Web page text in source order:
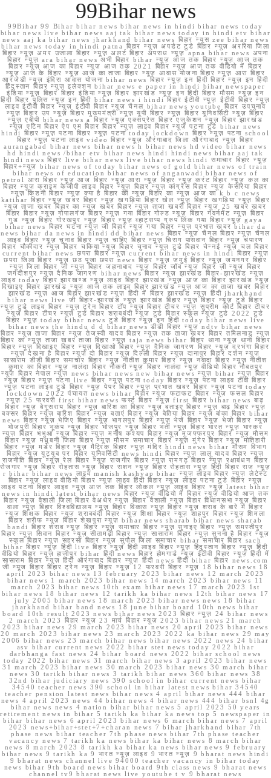
99Bihar news
99Bihar 99 Bihar bihar news bihar news in hindi bihar news today
bihar news live bihar news aaj tak bihar news today in hindi etv bihar
news aaj ka bihar news jharkhand bihar news बिहार न्यूस zee bihar news
bihar news today in hindi patna बिहार न्यूज़ अपडेट टुडे बिहार न्यूज़ अररिया जिला
बिहार न्यूज़ अमर उजाला बिहार न्यूज़ अलर्ट बिहार अपराध न्यूज़ apna bihar news अपना
बिहार न्यूज़ ara bihar news अभी बिहार bihar न्यूज़ आज तक बिहार न्यूज़ आज तक
बिहार न्यूज़ आज का बिहार न्यूज़ आज तक 2021 बिहार न्यूज़ आज तक वीडियो में बिहार
न्यूज़ आज के बिहार न्यूज़ आज का ताजा बिहार न्यूज़ आवास योजना बिहार न्यूज़ आरा बिहार
आरजेडी न्यूज़ इंदिरा आवास योजना bihar news बिहार न्यूज़ इन हिंदी बिहार न्यूज़ इन हिंदी
हिंदुस्तान बिहार न्यूज़ इलेक्शन bihar news e paper in hindi bihar newspaper
इंडिया न्यूज़ बिहार बिहार इंडिया न्यूज़ बिहार झारखंड न्यूज़ इन हिंदी बिहार मौसम न्यूज़ इन
हिंदी बिहार पुलिस न्यूज़ इन हिंदी bihar news i hindi बिहार ईटीवी न्यूज़ ईटीवी बिहार न्यूज़
लाइव ईटीवी बिहार न्यूज़ ईटीवी बिहार न्यूज़ चैनल bihar news youtube बिहार उपचुनाव
न्यूज़ बिहार उप न्यूज़ बिहार मुख्यमंत्री न्यूज़ यूपी बिहार न्यूज़ बिहार यूनिवर्सिटी न्यूज़ बिहार
न्यूज़ एबीपी bihar news a बिहार न्यूज़ एक्सप्रेस बिहार एजुकेशन न्यूज़ बिहार झारखंड
न्यूज़ एटिन बिहार ऐप एम बिहार बिहार न्यूज़ लाइव बिहार न्यूज़ पटना टुडे bihar news
hindi बिहार न्यूज़ पटना बिहार न्यूज़ पटना today lockdown बिहार न्यूज़ पटना school
बिहार न्यूज़ पटना लाइव video बिहार न्यूज़ औरंगाबाद जिला औरंगाबाद न्यूज़ बिहार
aurangabad bihar news bihar news h bihar news hd video bihar news
hd hindi news /bihar etv bihar news hindi hindi news bihar aaj tak
hindi news बिहार live bihar news live bihar news hindi समाचार बिहार न्यूज़
बिहार+न्यूज़ bihar news of today bihar news of gold bihar news of train
bihar news of education bihar news of anganwadi bihar news of
petrol आरा बिहार न्यूज़ आज बिहार न्यूज़ आरा न्यूज़ बिहार न्यूज़ करंट बिहार न्यूज़ कल का
बिहार न्यूज़ क्राइम केजीपी लाइव बिहार न्यूज़ बिहार न्यूज़ कांग्रेस बिहार न्यूज़ केसरिया बिहार
न्यूज़ किडनी बिहार न्यूज़ क्या है बिहार की न्यूज़ बिहार का न्यूज़ आज का k b c news
katihar बिहार न्यूज़ खबर बिहार न्यूज़ खगड़िया बिहार खेल न्यूज़ बिहार खगड़िया न्यूज़ बिहार
न्यूज़ ताजा खबर बिहार का न्यूज़ खबर बिहार न्यूज़ ताजा खबरी बिहार न्यूज़ 25 खबर खबर
बिहार बिहार न्यूज़ गोपालगंज बिहार न्यूज़ गया बिहार गोल्ड न्यूज़ बिहार गवर्नमेंट न्यूज़ बिहार
गुड न्यूज़ बिहार गोरखपुर न्यूज़ बिहार न्यूज़ व्हाट्सप्प ग्रुप लिंक गया बिहार न्यूज़ gaya
bihar news बिहार घटना न्यूज़ जी बिहार न्यूज़ गया बिहार न्यूज़ प्रभात खबर bihar da
news bihar da news in hindi dd bihar news बिहार न्यूज़ चैनल बिहार न्यूज़ चैनल
लाइव बिहार न्यूज़ चुनाव बिहार न्यूज़ चाहिए बिहार न्यूज़ चिराग पासवान बिहार न्यूज़ चंपारण
बिहार चौकीदार न्यूज़ बिहार चकिया न्यूज़ बिहार चुनाव न्यूज़ टुडे बिहार चेन्नई न्यूज़ चल बिहार
current bihar news छपरा बिहार न्यूज़ current bihar news in hindi बिहार न्यूज़
छपरा जिला बिहार न्यूज़ छठ पूजा छपरा news बिहार न्यूज़ जमुई बिहार न्यूज़ जयनगर बिहार
न्यूज़ जिला बिहार जी न्यूज़ बिहार जहानाबाद न्यूज़ बिहार जॉब न्यूज़ बिहार ज़ी न्यूज़ बिहार
जगदीशपुर न्यूज़ दैनिक जागरण bihar news बिहार न्यूज़ झारखंड बिहार-झारखंड न्यूज़
लाइव today बिहार झारखण्ड न्यूज़ लाइव बिहार झारखंड न्यूज़ आज का बिहार झारखंड न्यूज़
दिखाइए बिहार झारखंड न्यूज़ आज तक लाइव बिहार झारखंड न्यूज़ आज का ताजा खबर बिहार
झारखंड न्यूज़ आज बिहार झारखंड न्यूज़ हिंदी में बिहार झारखंड न्यूज़ हिंदी jharkhand
bihar news live जी बिहार-झारखंड न्यूज़ झारखंड बिहार न्यूज़ बिहार न्यूज़ टुडे बिहार
न्यूज़ टुडे लाइव बिहार न्यूज़ ट्रेन बिहार टॉप न्यूज़ बिहार टीचर न्यूज़ सुप्रीम कोर्ट बिहार टीचर
न्यूज़ बिहार टीचर न्यूज़ टुडे बिहार शराबबंदी न्यूज़ टुडे बिहार स्कूल न्यूज़ टुडे 2022 टुडे
बिहार न्यूज़ today bihar news टुडे बिहार न्यूज़ इन हिंदी today bihar news live
bihar news the hindu d d bihar news डीडी बिहार न्यूज़ ndtv bihar news
बिहार न्यूज़ ताजा बिहार न्यूज़ तेजस्वी यादव बिहार न्यूज़ तक ताजा खबर बिहार तमिलनाडु न्यूज़
बिहार का न्यूज़ ताजा खबर ताजा बिहार न्यूज़ taja news bihar बिहार थाना न्यूज़ थाना बिहार
बिहार न्यूज़ दिखाइए बिहार न्यूज़ दिखाओ बिहार न्यूज़ दैनिक जागरण बिहार न्यूज़ दरभंगा बिहार
न्यूज़ देखना है बिहार न्यूज़ दो बिहार न्यूज़ दिल्ली बिहार न्यूज़ दानापुर बिहार दर्शन न्यूज़
सासाराम डीडी बिहार समाचार बिहार न्यूज़ नीतीश कुमार बिहार न्यूज़ नवादा बिहार न्यूज़ नीतीश
कुमार का बिहार न्यूज़ नालंदा बिहार नौकरी न्यूज़ बिहार नालंदा न्यूज़ वीडियो बिहार नौबतपुर
न्यूज़ बिहार नेपाल न्यूज़ news bihar news new bihar news न्यूज़ bihar न्यूज़ बिहार
न्यूज़ बिहार न्यूज़ पटना live बिहार न्यूज़ पटना today बिहार न्यूज़ पटना लाइव टीवी बिहार
न्यूज़ पटना लाइव टुडे बिहार न्यूज़ पेपर बिहार न्यूज़ प्रभात खबर बिहार न्यूज़ पटना today
lockdown 2022 पंचायत news bihar बिहार न्यूज़ फटाफट बिहार न्यूज़ फसल बिहार
न्यूज़ 25 फरवरी first bihar news फर्स्ट बिहार न्यूज़ first बिहार bihar news बाढ़
बिहार न्यूज़ बेगूसराय बिहार न्यूज़ बारिश का बिहार न्यूज़ बताइए बिहार न्यूज़ बाढ़ बिहार न्यूज़
बक्सर बिहार न्यूज़ बारिश बिहार न्यूज़ बताएं बिहार न्यूज़ बेतिया बिहार न्यूज़ बांका बिहार bihar
news बिहार न्यूज़ भेजिए बिहार न्यूज़ भागलपुर बिहार न्यूज़ भेजें बिहार न्यूज़ भेजो बिहार न्यूज़
भोजपुरी बिहार भूकंप न्यूज़ बिहार भोजपुर न्यूज़ बिहार भर्ती न्यूज़ बिहार भारत न्यूज़ भास्कर
न्यूज़ बिहार भभुआ न्यूज़ बिहार न्यूज़ मनीष कश्यप बिहार न्यूज़ मुजफ्फरपुर बिहार न्यूज़ मौसम
बिहार न्यूज़ मधुबनी जिला बिहार न्यूज़ मौसम समाचार बिहार न्यूज़ मुंगेर बिहार न्यूज़ मोतिहारी
बिहार न्यूज़ मर्डर बिहार न्यूज़ मैट्रिक बिहार न्यूज़ मंदिर hindi news bihar मौसम विभाग
बिहार न्यूज़ यूट्यूब पर बिहार यूनिवर्सिटी news hindi बिहार न्यूज़ लालू यादव बिहार न्यूज़
राजनीति बिहार न्यूज़ रेल बिहार न्यूज़ राजगीर बिहार न्यूज़ रामगढ़ बिहार न्यूज़ रक्षाबंधन बिहार
रोजगार न्यूज़ बिहार रोहतास न्यूज़ बिहार राशन न्यूज़ बिहार रोहतास न्यूज़ हिंदी बिहार राज न्यूज़
r bihar bihar news लाइव manish kashyap bihar न्यूज़ लाइव बिहार न्यूज़ लेटेस्ट
बिहार न्यूज़ लाइव वीडियो बिहार न्यूज़ लाइव हिंदी बिहार न्यूज़ लाइव पटना टुडे बिहार न्यूज़
लाइव पटना बिहार लाइव न्यूज़ आज तक बिहार लोकल न्यूज़ लाइव बिहार न्यूज़ latest bihar
news in hindi latest bihar news बिहार न्यूज़ वीडियो में बिहार न्यूज़ वीडियो आज तक
बिहार न्यूज़ वैशाली जिला बिहार वेअथेर न्यूज़ बिहार वैशाली न्यूज़ बिहार विधानसभा न्यूज़ बिहार
वाला न्यूज़ बिहार विश्वविद्यालय न्यूज़ बिहार विकास न्यूज़ बिहार न्यूज़ शराब के बारे में बिहार
न्यूज़ शिक्षक बिहार न्यूज़ शराबबंदी बिहार न्यूज़ शिक्षा बिहार न्यूज़ शाहपुर बिहार न्यूज़ शिमला
बिहार शरीफ न्यूज़ बिहार शेखपुरा न्यूज़ bihar news sharab bihar news sharab
bandi बिहार शराब न्यूज़ बिहार न्यूज़ समाचार बिहार न्यूज़ सुनाइए बिहार न्यूज़ समस्तीपुर
बिहार न्यूज़ सिवान बिहार न्यूज़ सीतामढ़ी बिहार न्यूज़ सासाराम बिहार न्यूज़ सुनना है बिहार न्यूज़
स्कूल बिहार न्यूज़ सहरसा बिहार न्यूज़ सुपौल जिला समाचार bihar समाचार बिहार sach
bihar बिहार न्यूज़ हिंदी live बिहार न्यूज़ हिंदी लाइव बिहार न्यूज़ हिंदुस्तान बिहार न्यूज़ हिंदी
वीडियो बिहार न्यूज़ हाजीपुर bihar हिंदी news बिहार होमगार्ड न्यूज़ ईटीवी बिहार न्यूज़ हिंदी में
सासाराम बिहार न्यूज़ हिंदी औरंगाबाद बिहार न्यूज़ हिंदी news हिंदी bihar बिहार news.com
जी न्यूज बिहार बिहार ट्रेन न्यूज़ बिहार न्यूज़ 12 फरवरी बिहार न्यूज़ 18 bihar news 18
april 2023 bihar news 13 february 2023 bihar news 12 march 2023
bihar news 1 march 2023 bihar news 14 march 2023 bihar news 11
march 2023 bihar news 10th exam bihar news 17 march 2023 1st
bihar news 18 bihar news 12 tarikh ka bihar news 12th bihar news 17
july 2005 bihar news 18 march 2023 bihar news news 18 bihar
jharkhand bihar band news 18 june bihar board 10th news bihar
board 10th result 2023 news bihar news 2023 बिहार न्यूज़ 24 bihar news
2 march 2023 बिहार न्यूज़ 23 मार्च बिहार न्यूज़ 2023 bihar news 21 march
2023 bihar news 29 march 2023 bihar news 20 april 2023 bihar news
20 march 2023 bihar news 23 march 2023 2022 ka bihar news 29 may
2006 bihar news 23 march bihar news bihar news 2022 news 24 bihar
asv bihar current news 2022 bihar stet news today 2022 bihar
darbhanga fast news 24 bihar board news 2022 bihar school news
today 2022 bihar news 31 march bihar news 3 april 2023 bihar news
31 march 2023 bihar news 30 march 2023 bihar news 30 march bihar
news 30 tarikh bihar news 3 tarikh bihar news 360 bihar news 38
32nd bihar judiciary news 390 school in bihar current news bihar
34540 teacher news 390 school in bihar latest news bihar 34540
teacher pension latest news bihar news 4 april bihar news 444 bihar
news 4 april 2023 news 44 bihar news 4 bihar news 444 bihar bsnl 4g
bihar news news 4 nation bihar bihar news 5 april 2023 50 years
retirement news in bihar 5 tarikh ka bihar ka news top 5 newspaper in
bihar bihar news 6 april 2023 bihar news 6 march bihar news 7 april
2023 news+bihar+stet+7+charan news 7 bihar jharkhand bihar 7th
phase news bihar teacher 7th phase news bihar 7th phase teacher
vacancy news 7 tarikh ka news bihar ka bihar news 8 march bihar
news 8 march 2023 8 tarikh ka bihar ka news bihar news 9 february
bihar news 9 tarikh ka 9 भारत न्यूज़ लाइव 9 भारत न्यूज़ 9 bharat news hindi
9 bharat news channel live 94000 teacher vacancy in bihar today
news bihar 9th board news bihar board 9th class news 9 bharat news
channel tv9 bharat news live youtube t v 9 bharat news